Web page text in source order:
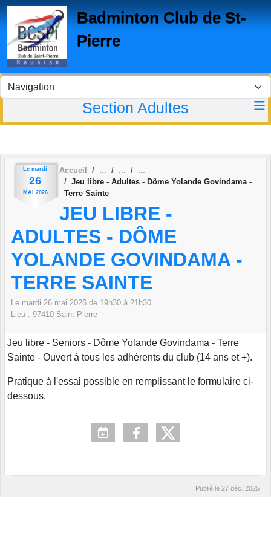
Badminton Club de St-
Pierre
Section Adultes
Le mardi
26
MAI 2026
Accueil
Jeu libre - Adultes - Dôme Yolande Govindama -
Terre Sainte
JEU LIBRE -
ADULTES - DÔME
YOLANDE GOVINDAMA -
TERRE SAINTE
Le mardi 26 mai 2026 de 19h30 à 21h30
Lieu : 97410 Saint-Pierre
Jeu libre - Seniors - Dôme Yolande Govindama - Terre
Sainte - Ouvert à tous les adhérents du club (14 ans et +).
Pratique à l'essai possible en remplissant le formulaire ci-
dessous.
Publié le 27 déc. 2025
Panneau de gestion des cookies